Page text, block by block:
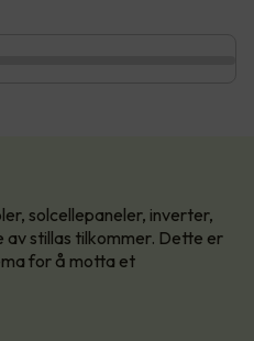
solcellepaneler, inverter,
av stillas tilkommer. Dette er
for å motta et